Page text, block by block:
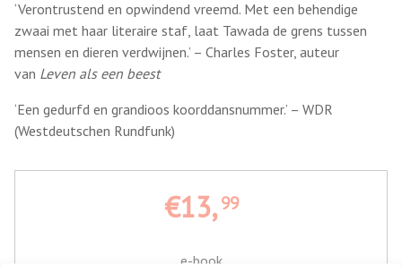
‘Verontrustend en opwindend vreemd. Met een behendige
zwaai met haar literaire staf, laat Tawada de grens tussen
mensen en dieren verdwijnen.’ – Charles Foster, auteur
van Leven als een beest
‘Een gedurfd en grandioos koorddansnummer.’ – WDR
(Westdeutschen Rundfunk)
€13,99
e-book